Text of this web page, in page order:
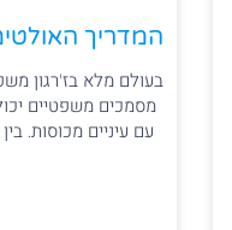
המדריך
בעולם מלא בז'רגון
מסמכים משפטיים
עם עיניים מכוסות.